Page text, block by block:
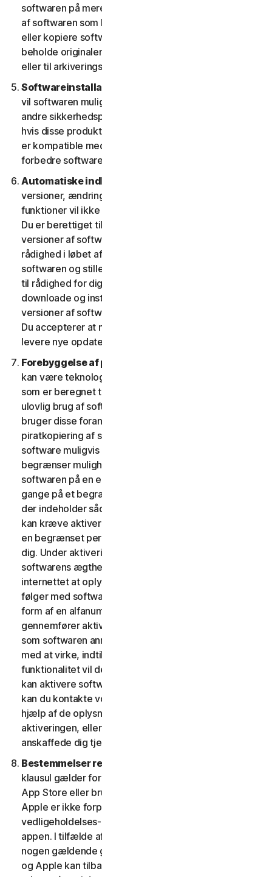
softwaren på mere end en enhed. Du må tage én kopi
af softwaren som backup eller til arkiveringsformål
eller kopiere softwaren til harddisken på din enhed og
beholde originalen, dog kun med henblik på backup
eller til arkiveringsformål.
Softwareinstallation.
vil softwaren muligvis afinstallere eller deaktivere
andre sikkerhedsprodukter/-tjenester eller dele heraf,
hvis disse produkter/tjenester eller dele af dem ikke
er kompatible med softwaren eller med henblik på at
forbedre softwarens overordnede funktionalitet.
Automatiske indholdsopdateringer.
versioner, ændringer, opdateringer, forbedringer eller
funktioner vil ikke være til rådighed på alle platforme.
Du er berettiget til at modtage nye funktioner og
versioner af softwaren, som vi fra tid til anden stiller til
rådighed i løbet af tjenestens løbetid. For at optimere
softwaren og stille den seneste version af softwaren
til rådighed for dig accepterer du, at softwaren kan
downloade og installere nye opdateringer og
versioner af softwaren, når de stilles til rådighed af os.
Du accepterer at modtage og giver os tilladelse til at
levere nye opdateringer og versioner til din enhed.
Forebyggelse af piratkopiering af software.
kan være teknologiske forholdsregler i softwaren,
som er beregnet til at forhindre uautoriseret eller
ulovlig brug af softwaren. Du accepterer, at vi muligvis
bruger disse foranstaltninger til at beskytte os mod
piratkopiering af software (f.eks. indeholder denne
software muligvis håndhævelsesteknologi, som
begrænser muligheden for at afinstallere og fjerne
softwaren på en enhed mere end et begrænset antal
gange på et begrænset antal enheder). Softwaren,
der indeholder sådanne teknologiske foranstaltninger,
kan kræve aktivering. I så fald virker softwaren kun i
en begrænset periode, indtil den bliver aktiveret af
dig. Under aktiveringen vil du måske – for at bekræfte
softwarens ægthed – blive anmodet om via
internettet at oplyse din unikke aktiveringsnøgle, som
følger med softwaren og enhedskonfigurationen i
form af en alfanumerisk kode. Hvis du ikke
gennemfører aktiveringen inden for den periode, eller
som softwaren anmoder om, vil softwaren holde op
med at virke, indtil aktiveringen er fuldført; softwarens
funktionalitet vil derefter blive retableret. Hvis du ikke
kan aktivere softwaren under aktiveringsprocessen,
kan du kontakte vores kundeservice og support ved
hjælp af de oplysninger, du modtog under
aktiveringen, eller som du fik af din udbyder, hvis du
anskaffede dig tjenesten fra denne.
Bestemmelser relateret til Apple App Store.
klausul gælder for enhver software, du får fra Apple
App Store eller bruger som en app på en iOS-enhed.
Apple er ikke forpligtet til at levere nogen
vedligeholdelses- og supporttjenester med hensyn til
appen. I tilfælde af, at softwaren ikke overholder
nogen gældende garanti, kan du give Apple besked,
og Apple kan tilbagebetale appkøbsprisen til dig (hvis